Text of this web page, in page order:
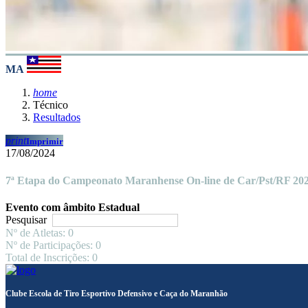
MA
home
Técnico
Resultados
printImprimir
17/08/2024
7ª Etapa do Campeonato Maranhense On-line de Car/Pst/RF
Evento com âmbito Estadual
Pesquisar
Nº de Atletas: 0
Nº de Participações: 0
Total de Inscrições: 0
Clube Escola de Tiro Esportivo Defensivo e Caça do Maranhão